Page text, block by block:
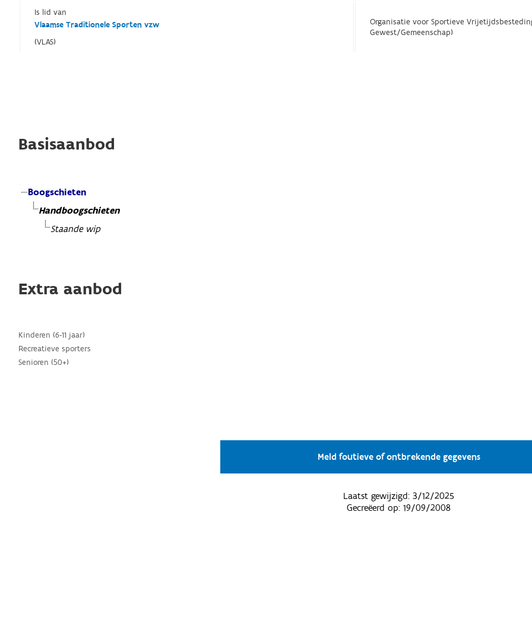
Is lid van
Vlaamse Traditionele Sporten vzw
(VLAS)
Organisatie voor Sportieve
Gewest/Gemeenschap)
Basisaanbod
Boogschieten
Handboogschieten
Staande wip
Extra aanbod
Kinderen (6-11 jaar)
Recreatieve sporters
Senioren (50+)
Meld foutieve of ontbrekende gegevens
Laatst gewijzigd:3/12/2025
Gecreëerd op:19/09/2008